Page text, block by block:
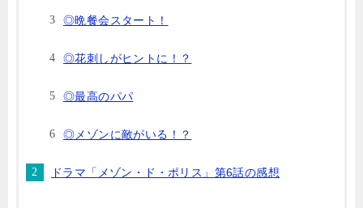
◎晩餐会スタート！
◎花刺しがヒントに！？
◎最高のパパ
◎メゾンに敵がいる！？
ドラマ「メゾン・ド・ポリス」第6話の感想